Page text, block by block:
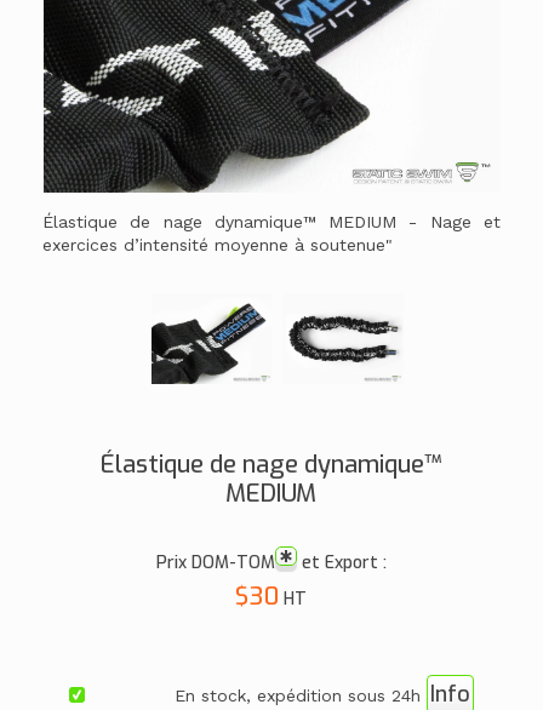
Élastique de nage dynamique™ MEDIUM - Nage et
exercices d’intensité moyenne à soutenue"
Élastique de nage dynamique™
MEDIUM
Prix DOM-TOM et Export :
$30 HT
En stock, expédition sous 24h Info